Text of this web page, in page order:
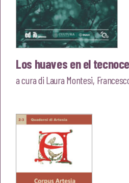
Los huaves en el
a cura di Laura Montesi,